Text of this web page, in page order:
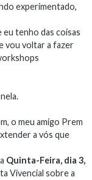
experimentado,
eu tenho das coisas
vou voltar a fazer
o meu amigo Prem
a vós que
Quinta-Feira, dia 3,
Vivencial sobre a